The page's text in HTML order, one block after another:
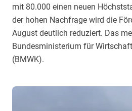
mit 80.000 einen neuen
der hohen Nachfrage wird die
August deutlich reduziert. Das
Bundesministerium für
(BMWK).